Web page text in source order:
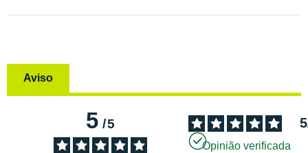
Aviso
5/5 5
Opinião verificada